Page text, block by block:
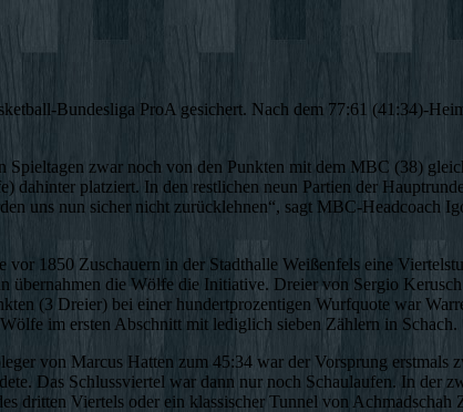
Bundesliga ProA gesichert. Nach dem 77:61 (41:34)-
zwar noch von den Punkten mit dem MBC (38)
platziert. In den restlichen neun Partien der
uns nun sicher nicht zurücklehnen“, sagt MBC-Headcoach
1850 Zuschauern in der Stadthalle Weißenfels eine
die Wölfe die Initiative. Dreier von Sergio
(3 Dreier) bei einer hundertprozentigen Wurfquote war
im ersten Abschnitt mit lediglich sieben Zählern in Schach.
von Marcus Hatten zum 45:34 war der Vorsprung erstmals
Das Schlussviertel war dann nur noch Schaulaufen. In der
dritten Viertels oder ein klassischer Tunnel von Achmadschah